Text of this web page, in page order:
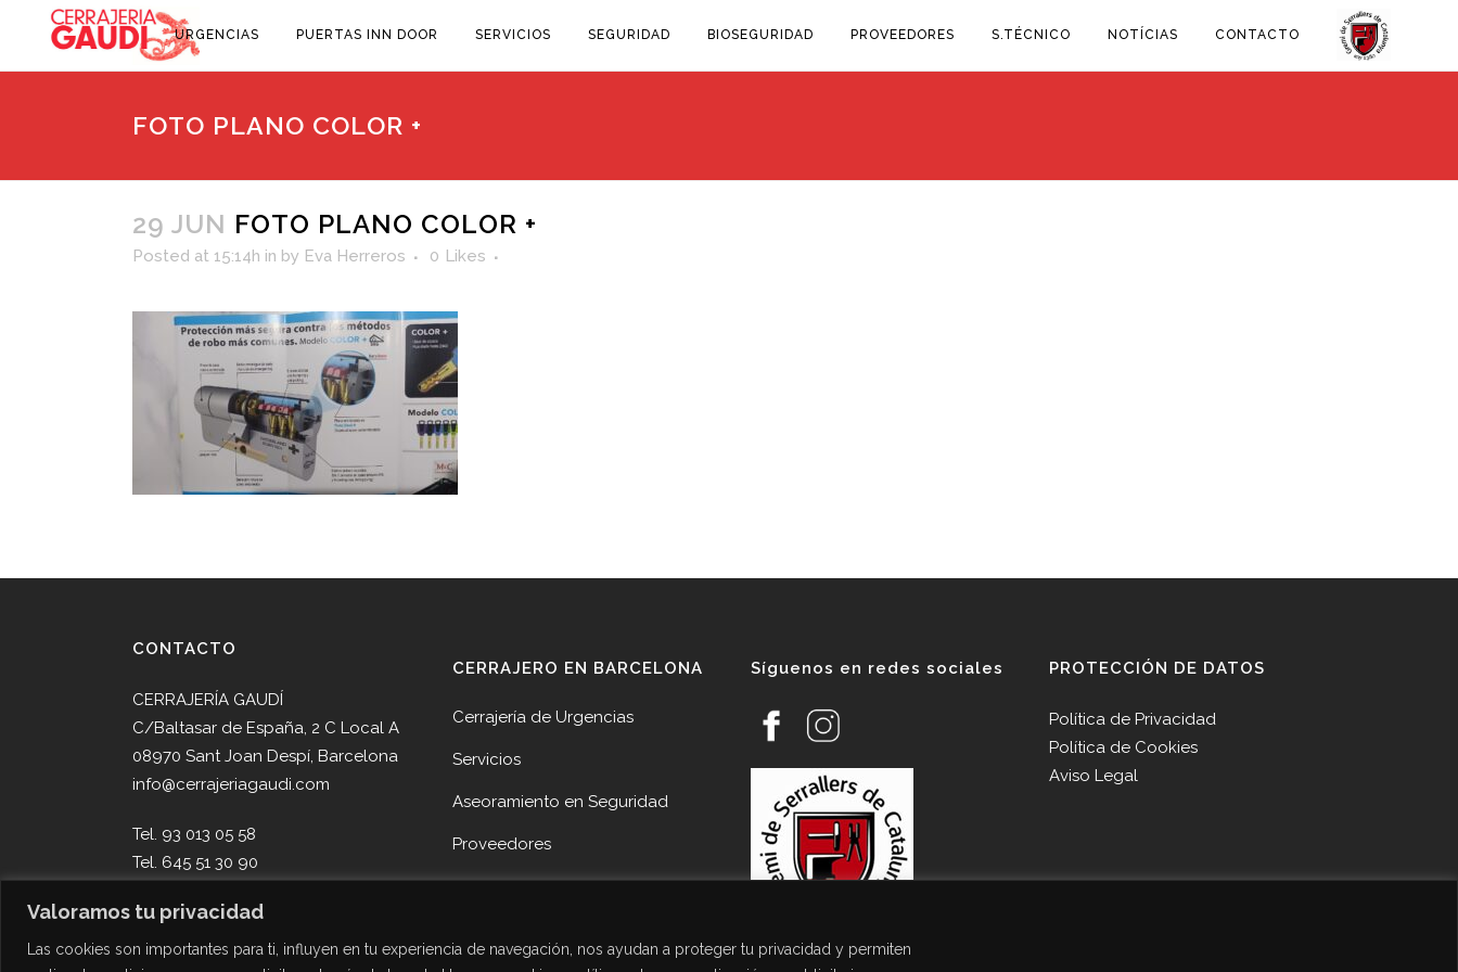
Valoramos tu privacidad
Las cookies son importantes para ti, influyen en tu experiencia de navegación, nos ayudan a proteger tu privacidad y permiten
URGENCIAS PUERTAS INN DOOR SERVICIOS SEGURIDAD BIOSEGURIDAD PROVEEDORES S.TÉCNICO NOTÍCIAS CONTACTO
FOTO PLANO COLOR +
29 JUN FOTO PLANO COLOR +
Posted at 15:14h in by Eva Herreros 0 Likes
CONTACTO
CERRAJERÍA GAUDÍ
C/Baltasar de España, 2 C Local A
08970 Sant Joan Despí, Barcelona
info@cerrajeriagaudi.com
Tel. 93 013 05 58
Tel. 645 51 30 90
CERRAJERO EN BARCELONA
Cerrajería de Urgencias
Servicios
Aseoramiento en Seguridad
Proveedores
Noticias
Despí
Síguenos en redes sociales PROTECCIÓN DE DATOS
Política de Privacidad
Política de Cookies
Aviso Legal